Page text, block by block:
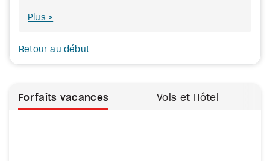
Plus
Retour au début
Forfaits vacances Vols et Hôtel